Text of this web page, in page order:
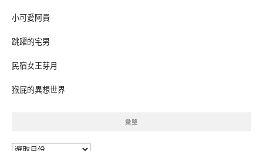
小可愛阿貴
跳躍的宅男
民宿女王芽月
猴屁的異想世界
彙整
彙